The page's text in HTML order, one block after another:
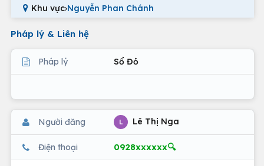
Khu vực›Nguyễn Phan Chánh
Pháp lý & Liên hệ
Pháp lý Sổ Đỏ
Người đăng L Lê Thị Nga
Điện thoại 0928xxxxxx🔍